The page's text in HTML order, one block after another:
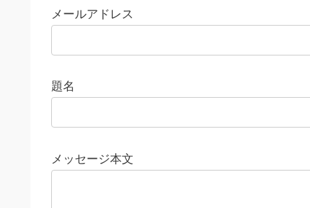
メールアドレス
題名
メッセージ本文